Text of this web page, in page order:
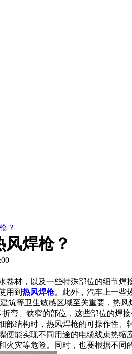
？
焊枪？
，以及一些特殊部位的细节焊
用到 热风焊枪。此外，汽车上一些
等卫生敏感区域至关重要，热风
、狭窄的部位，这些部位的焊接
构时，热风焊枪的可操作性、
能实现不同用途的电缆线束热缩
等危险。同时，也要根据不同